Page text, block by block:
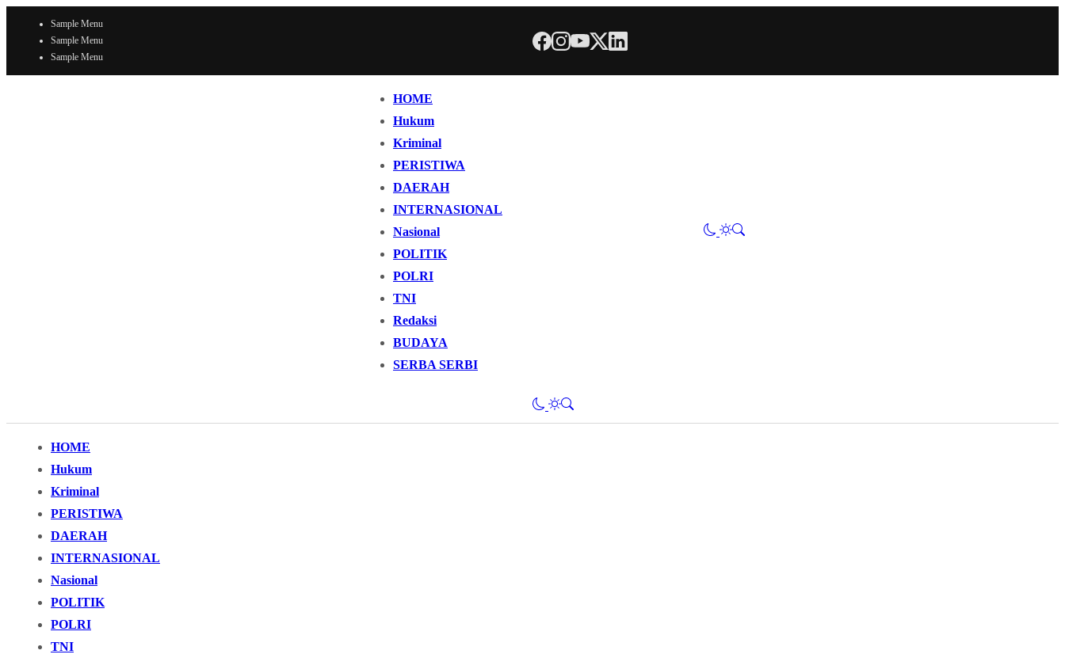
Sample Menu
Sample Menu
Sample Menu
HOME
Hukum
Kriminal
PERISTIWA
DAERAH
INTERNASIONAL
Nasional
POLITIK
POLRI
TNI
Redaksi
BUDAYA
SERBA SERBI
HOME
Hukum
Kriminal
PERISTIWA
DAERAH
INTERNASIONAL
Nasional
POLITIK
POLRI
TNI